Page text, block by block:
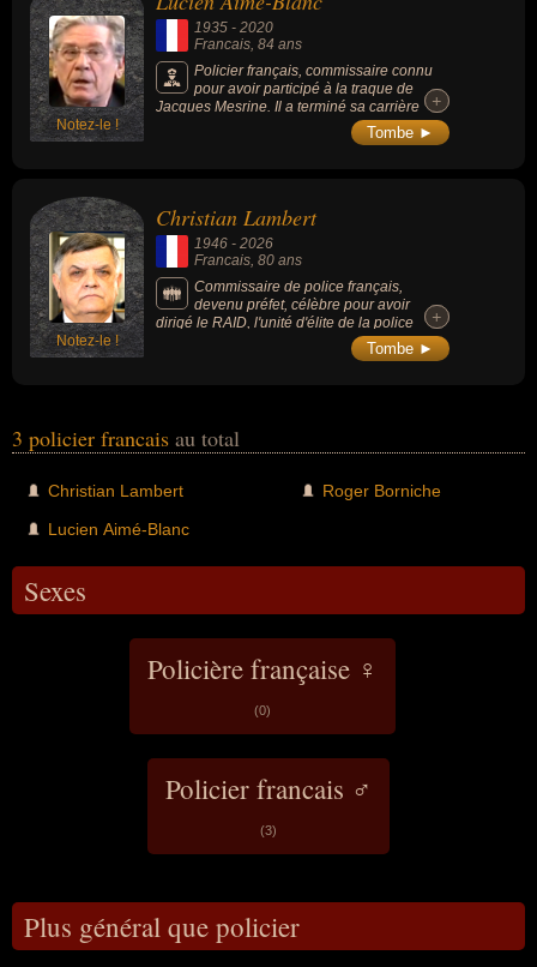
Notez-le !
1935 - 2020
Francais , 84 ans
Policier français, commissaire connu
pour avoir participé à la traque de
Jacques Mesrine. Il a terminé sa carrière
comme Contrôleur Général de la Police
nationale et fut chef adjoint de la brigade de
le crime organisé).
+
+
Tombe ►
Notez-le !
Christian Lambert
1946 - 2026
Francais, 80 ans
Commissaire de police français,
devenu préfet, célèbre pour avoir
dirigé le RAID, l'unité d'élite de la police
nationale, et notamment pour avoir mené
l'assaut lors de la prise d'otages de la
au début des années 2000. Son mandat en
tant que préfet de la Seine-Saint-Denis, de
d'homme à poigne en raison de sa politique
de fermeté et de lutte intensive contre les
trafics.
+
+
Tombe ►
3 policier francais au total
Christian Lambert
Lucien Aimé-Blanc
Roger Borniche
Sexes
Policière française ♀
(0)
Policier francais ♂
(3)
Plus général que policier